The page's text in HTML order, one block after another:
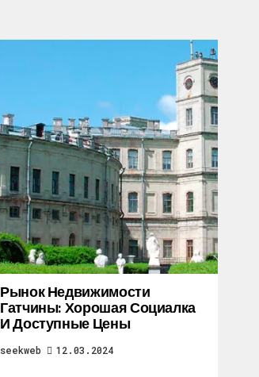
Рынок Недвижимости
Гатчины: Хорошая Социалка
И Доступные Цены
seekweb 12.03.2024